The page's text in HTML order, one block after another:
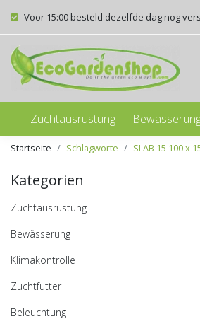
Voor 15:00 besteld dezelfde dag nog
Zuchtausrüstung
Startseite Schlagworte SLAB 15 100 x
Kategorien
Zuchtausrüstung
Bewässerung
Klimakontrolle
Zuchtfutter
Beleuchtung